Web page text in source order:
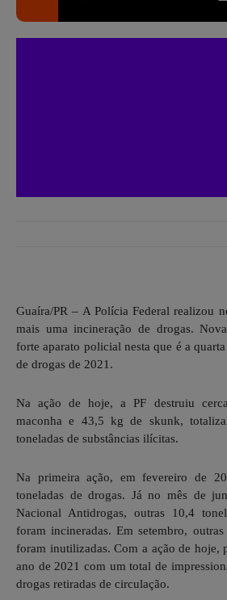
Guaíra/PR – A Polícia Federal realizou
mais uma incineração de drogas.
forte aparato policial nesta que é a
de drogas de 2021.
Na ação de hoje, a PF destruiu
maconha e 43,5 kg de skunk,
toneladas de substâncias ilícitas.
Na primeira ação, em fevereiro de
toneladas de drogas. Já no mês de
Nacional Antidrogas, outras 10,4
foram incineradas. Em setembro,
foram inutilizadas. Com a ação de hoje,
ano de 2021 com um total de
drogas retiradas de circulação.